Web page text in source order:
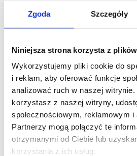
Zgoda Szczegóły
Niniejsza strona korzysta z
Wykorzystujemy pliki cookie do
i reklam, aby oferować funkcje
analizować ruch w naszej
korzystasz z naszej witryny,
społecznościowym, reklamowym i
Partnerzy mogą połączyć te
otrzymanymi od Ciebie lub
korzystania z ich usług.